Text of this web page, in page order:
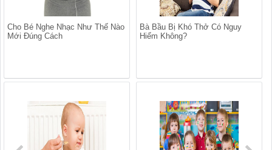
Cho Bé Nghe Nhạc Như Thế Nào
Mới Đúng Cách
Bà Bầu Bị Khó Thở Có Nguy
Hiểm Không?